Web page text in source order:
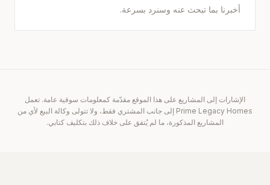
أخبرنا بما تبحث عنه وسنرد بسرعة.
الإشارات إلى المشاريع على هذا الموقع مقدّمة كمعلومات سوقية عامة. تعمل
Prime Legacy Homes إلى جانب المشتري فقط، ولا تتولى وكالة البيع لأي من
المشاريع المذكورة، ما لم يُتفق على خلاف ذلك بتكليف كتابي.